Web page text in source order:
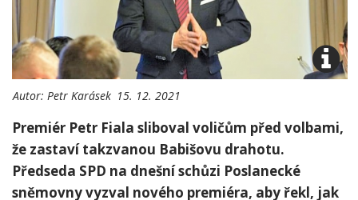
Autor: Petr Karásek 15. 12. 2021
Premiér Petr Fiala sliboval voličům před volbami,
že zastaví takzvanou Babišovu drahotu.
Předseda SPD na dnešní schůzi Poslanecké
sněmovny vyzval nového premiéra, aby řekl, jak